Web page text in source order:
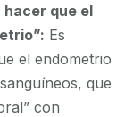
que el
Es
el endometrio
que
con